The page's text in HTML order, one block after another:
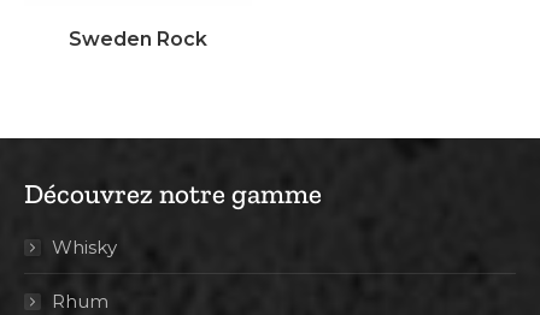
Sweden Rock
Découvrez notre gamme
Whisky
Rhum